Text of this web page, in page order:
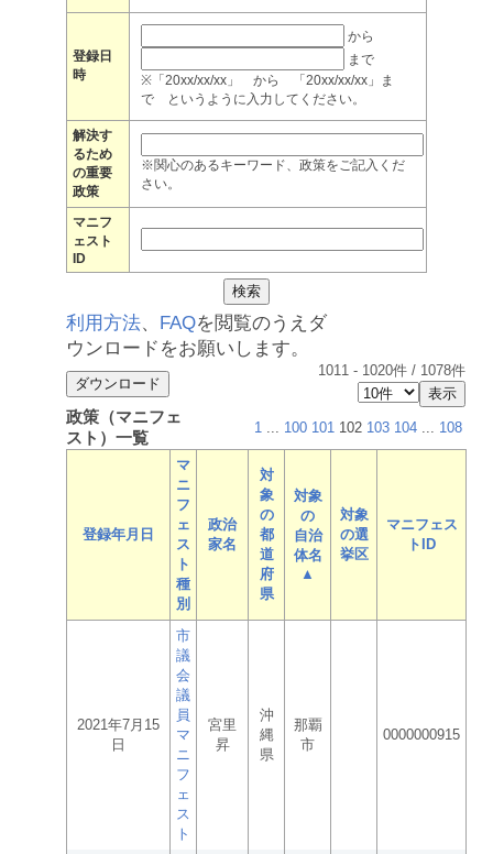
登録日
時
から
まで
※「20xx/xx/xx」 から 「20xx/xx/xx」ま
で というように入力してください。
解決す
るため
の重要
政策
※関心のあるキーワード、政策をご記入くだ
さい。
マニフ
ェスト
ID
利用方法、 FAQを閲覧のうえダ
ウンロードをお願いします。
1011 - 1020件 / 1078件
政策（マニフェ
スト）一覧
1 ... 100 101 102 103 104 ... 108
登録年月日
マ
ニ
フ
ェ
ス
ト
種
別
政治
家名
対
象
の
都
道
府
県
対象
の
自治
体名
▲
対象
の選
挙区
マニフェス
トID
2021年7月15
日
市
議
会
議
員
マ
ニ
フ
ェ
ス
ト
宮里
昇
沖
縄
県
那覇
市
0000000915